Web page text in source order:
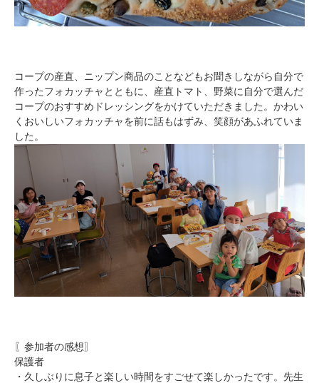
コープの産直、ニップン商品のことなどもお聞きしながら自分で
作ったフォカッチャとともに、産直トマト、野菜に自分で選んだ
コープのおすすめドレッシングをかけていただきました。かわい
くおいしいフォカッチャを前に話もはずみ、笑顔があふれていま
した。
〖参加者の感想〗
保護者
・久しぶりに息子と楽しい時間をすごせて楽しかったです。先生